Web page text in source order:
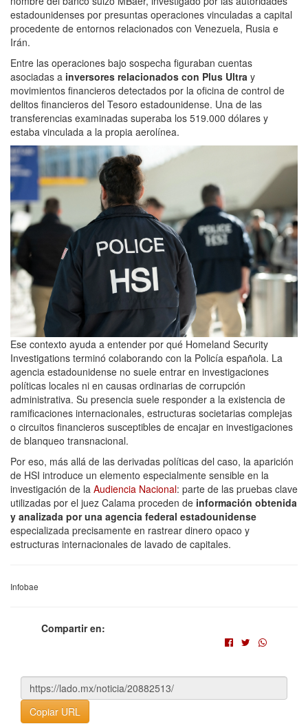
estadounidenses por presuntas operaciones vinculadas a capital
procedente de entornos relacionados con Venezuela, Rusia e
Irán.
Entre las operaciones bajo sospecha figuraban cuentas
asociadas a inversores relacionados con Plus Ultra y
movimientos financieros detectados por la oficina de control de
delitos financieros del Tesoro estadounidense. Una de las
transferencias examinadas superaba los 519.000 dólares y
estaba vinculada a la propia aerolínea.
Ese contexto ayuda a entender por qué Homeland Security
Investigations terminó colaborando con la Policía española. La
agencia estadounidense no suele entrar en investigaciones
políticas locales ni en causas ordinarias de corrupción
administrativa. Su presencia suele responder a la existencia de
ramificaciones internacionales, estructuras societarias complejas
o circuitos financieros susceptibles de encajar en investigaciones
de blanqueo transnacional.
Por eso, más allá de las derivadas políticas del caso, la aparición
de HSI introduce un elemento especialmente sensible en la
investigación de la Audiencia Nacional: parte de las pruebas clave
utilizadas por el juez Calama proceden de información obtenida
y analizada por una agencia federal estadounidense
especializada precisamente en rastrear dinero opaco y
estructuras internacionales de lavado de capitales.
Infobae
Compartir en:
Copiar URL